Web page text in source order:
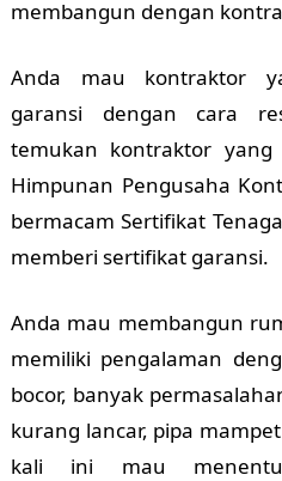
membangun dengan
Anda mau kontraktor
garansi dengan cara
temukan kontraktor
Himpunan Pengusaha
bermacam Sertifikat
memberi sertifikat garansi.
Anda mau membangun
memiliki pengalaman
bocor, banyak
kurang lancar, pipa
kali ini mau